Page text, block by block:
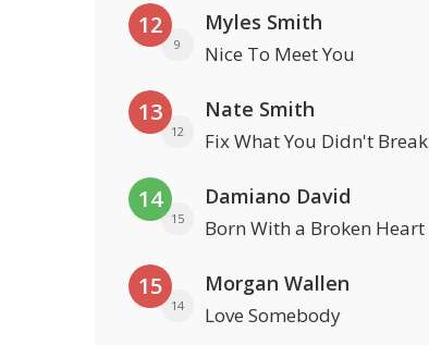
12
9
Myles Smith
Nice To Meet You
13
12
Nate Smith
Fix What You Didn't Break
14
15
Damiano David
Born With a Broken Heart
15
14
Morgan Wallen
Love Somebody